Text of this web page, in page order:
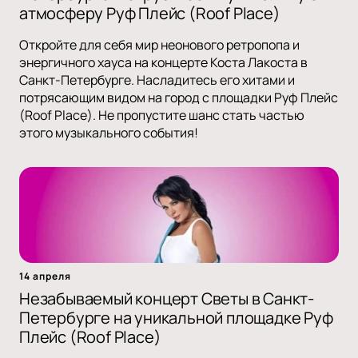
атмосферу Руф Плейс (Roof Place)
Откройте для себя мир неонового ретропопа и
энергичного хауса на концерте Коста Лакоста в
Санкт-Петербурге. Насладитесь его хитами и
потрясающим видом на город с площадки Руф Плейс
(Roof Place). Не пропустите шанс стать частью
этого музыкального события!
14 апреля
Незабываемый концерт Светы в Санкт-
Петербурге на уникальной площадке Руф
Плейс (Roof Place)